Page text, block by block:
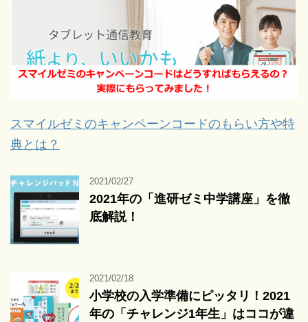
スマイルゼミのキャンペーンコードのもらい方や特
典とは？
2021/02/27
2021年の「進研ゼミ中学講座」を徹
底解説！
2021/02/18
小学校の入学準備にピッタリ！2021
年の「チャレンジ1年生」はココが違